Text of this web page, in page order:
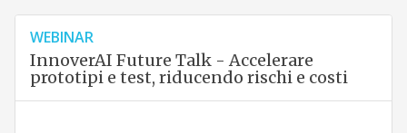
WEBINAR
InnoverAI Future Talk - Accelerare
prototipi e test, riducendo rischi e costi